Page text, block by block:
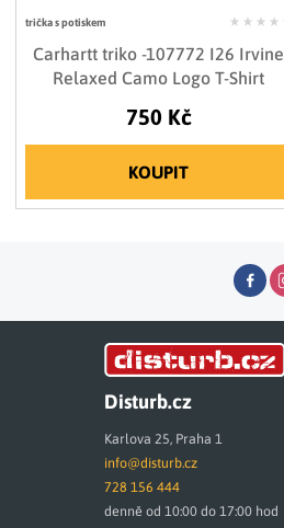
trička s potiskem
Carhartt triko -107772 I26 Irvine
Relaxed Camo Logo T-Shirt
750 Kč
KOUPIT
Disturb.cz
Karlova 25, Praha 1
info@disturb.cz
728 156 444
denně od 10:00 do 17:00 hod